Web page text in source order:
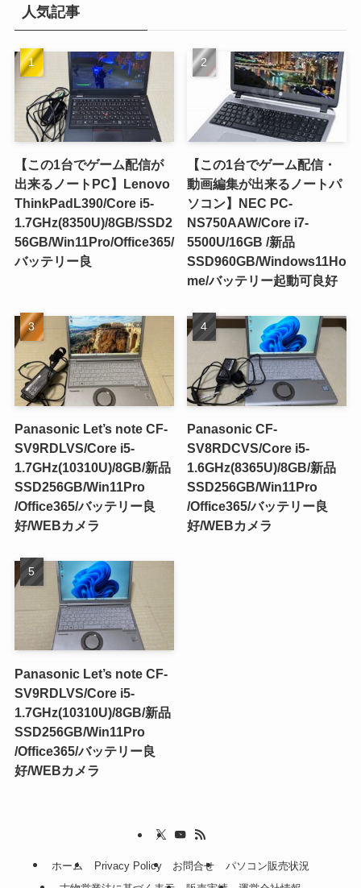
人気記事
【この1台でゲーム配信が
出来るノートPC】Lenovo
ThinkPadL390/Core i5-
1.7GHz(8350U)/8GB/SSD2
56GB/Win11Pro/Office365/
バッテリー良
【この1台でゲーム配信・
動画編集が出来るノートパ
ソコン】NEC PC-
NS750AAW/Core i7-
5500U/16GB /新品
SSD960GB/Windows11Ho
me/バッテリー起動可良好
Panasonic Let’s note CF-
SV9RDLVS/Core i5-
1.7GHz(10310U)/8GB/新品
SSD256GB/Win11Pro
/Office365/バッテリー良
好/WEBカメラ
Panasonic CF-
SV8RDCVS/Core i5-
1.6GHz(8365U)/8GB/新品
SSD256GB/Win11Pro
/Office365/バッテリー良
好/WEBカメラ
Panasonic Let’s note CF-
SV9RDLVS/Core i5-
1.7GHz(10310U)/8GB/新品
SSD256GB/Win11Pro
/Office365/バッテリー良
好/WEBカメラ
ホーム Privacy Policy お問合せ
パソコン販売状況